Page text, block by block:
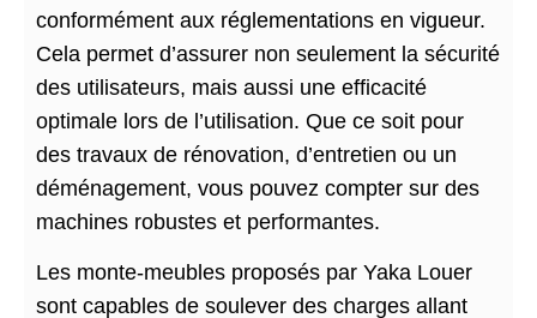
conformément aux réglementations en vigueur.
Cela permet d’assurer non seulement la sécurité
des utilisateurs, mais aussi une efficacité
optimale lors de l’utilisation. Que ce soit pour
des travaux de rénovation, d’entretien ou un
déménagement, vous pouvez compter sur des
machines robustes et performantes.
Les monte-meubles proposés par Yaka Louer
sont capables de soulever des charges allant